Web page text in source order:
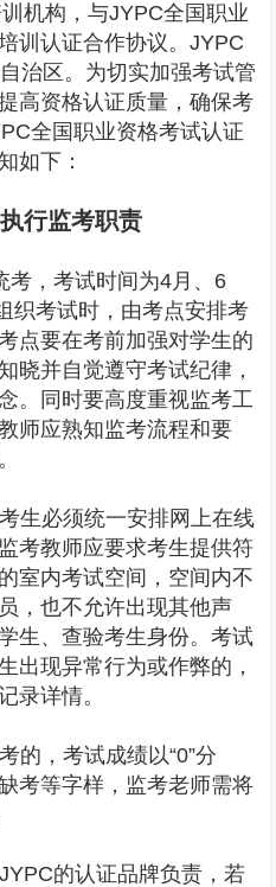
机构，与JYPC全国职业
训认证合作协议。JYPC
治区。为切实加强考试管
高资格认证质量，确保考
全国职业资格考试认证
如下：
行监考职责
考，考试时间为4月、6
织考试时，由考点安排考
点要在考前加强对学生的
晓并自觉遵守考试纪律，
。同时要高度重视监考工
师应熟知监考流程和要
生必须统一安排网上在线
考教师应要求考生提供符
室内考试空间，空间内不
，也不允许出现其他声
生、查验考生身份。考试
出现异常行为或作弊的，
录详情。
的，考试成绩以“0”分
考等字样，监考老师需将
的认证品牌负责，若